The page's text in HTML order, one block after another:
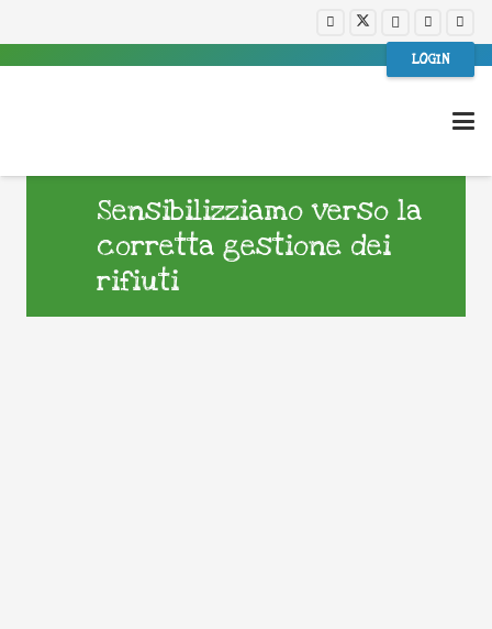
LOGIN
Sensibilizziamo verso la
corretta gestione dei
rifiuti